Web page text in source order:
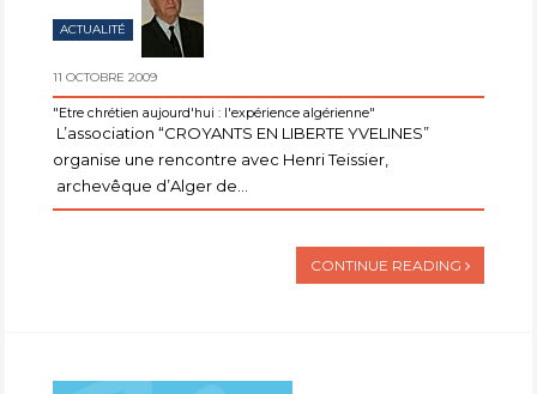
ACTUALITÉ
11 OCTOBRE 2009
"Etre chrétien aujourd'hui : l'expérience algérienne"
L’association “CROYANTS EN LIBERTE YVELINES”
organise une rencontre avec Henri Teissier,
archevêque d’Alger de...
CONTINUE READING